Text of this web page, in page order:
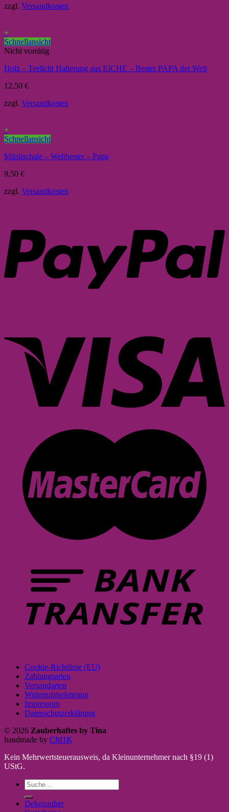
zzgl. Versandkosten
+
Schnellansicht
Nicht vorrätig
Holz – Teelicht Halterung aus EICHE – Bester PAPA der Welt
12,50 €
zzgl. Versandkosten
+
Schnellansicht
Müslischale – Weltbester – Papa
9,50 €
zzgl. Versandkosten
Cookie-Richtlinie (EU)
Zahlungsarten
Versandarten
Widerrufsbelehrung
Impressum
Datenschutzerklärung
© 2026 Zauberhaftes by Tina
handmade by CM1K
Kein Mehrwertsteuerausweis, da Kleinunternehmer nach §19 (1)
UStG.
Suche
nach:
Dekozauber